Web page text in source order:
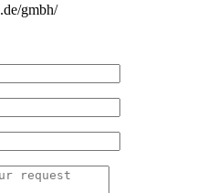
gmbh/